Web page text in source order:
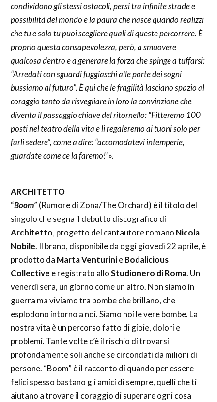
condividono gli stessi ostacoli, persi tra infinite strade e
possibilità del mondo e la paura che nasce quando realizzi
che tu e solo tu puoi scegliere quali di queste percorrere. È
proprio questa consapevolezza, però, a smuovere
qualcosa dentro e a generare la forza che spinge a tuffarsi:
“Arredati con sguardi fuggiaschi alle porte dei sogni
bussiamo al futuro”. È qui che le fragilità lasciano spazio al
coraggio tanto da risvegliare in loro la convinzione che
diventa il passaggio chiave del ritornello: “Fitteremo 100
posti nel teatro della vita e li regaleremo ai tuoni solo per
farli sedere”, come a dire: “accomodatevi intemperie,
guardate come ce la faremo!”».
ARCHITETTO
“Boom” (Rumore di Zona/The Orchard) è il titolo del
singolo che segna il debutto discografico di
Architetto, progetto del cantautore romano Nicola
Nobile. Il brano, disponibile da oggi giovedì 22 aprile, è
prodotto da Marta VenturinieBodalicious
Collective e registrato alloStudionero di Roma. Un
venerdì sera, un giorno come un altro. Non siamo in
guerra ma viviamo tra bombe che brillano, che
esplodono intorno a noi. Siamo noi le vere bombe. La
nostra vita è un percorso fatto di gioie, dolori e
problemi. Tante volte c’è il rischio di trovarsi
profondamente soli anche se circondati da milioni di
persone. “Boom” è il racconto di quando per essere
felici spesso bastano gli amici di sempre, quelli che ti
aiutano a trovare il coraggio di superare ogni cosa